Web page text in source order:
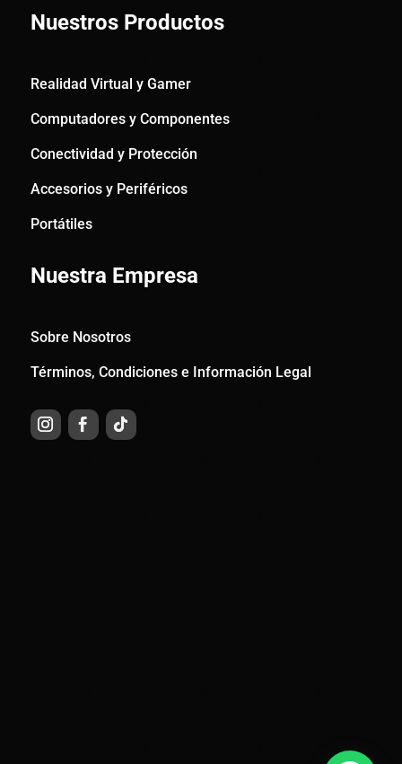
Nuestros Productos
Realidad Virtual y Gamer
Computadores y Componentes
Conectividad y Protección
Accesorios y Periféricos
Portátiles
Nuestra Empresa
Sobre Nosotros
Términos, Condiciones e Información Legal